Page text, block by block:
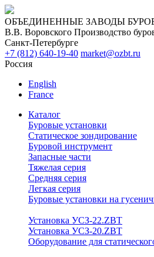
ОБЪЕДИНЕННЫЕ ЗАВОДЫ
В.В. Воровского Производство
Санкт-Петербурге
+7 (812) 640-19-40 market@ozbt.ru
Россия
English
France
Каталог
Буровые установки
Статическое зондирование
Буровой инструмент
Запасные части
Тяжелая серия
Средняя серия
Легкая серия
Буровые установки на
Установка УСЗ-22.ZBT
Установка УСЗ-20.ZBT
Оборудование для